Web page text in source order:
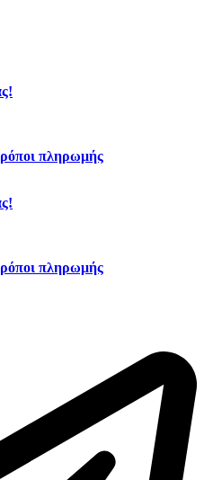
πληρωμής
πληρωμής